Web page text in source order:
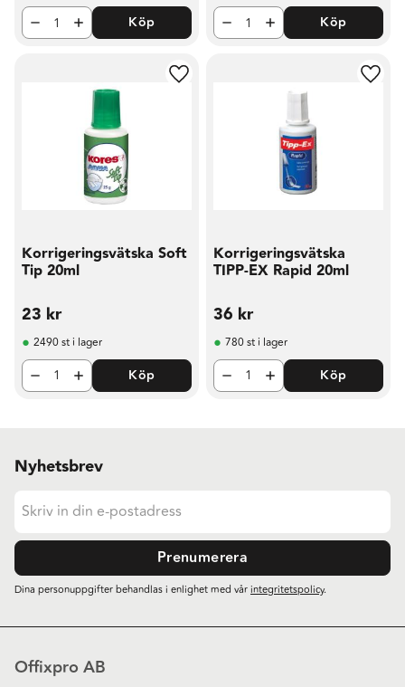
Köp Köp
Korrigeringsvätska Soft
Tip 20ml
23 kr
Lägg till i favoriter
2490 st i lager
Köp
Korrigeringsvätska
TIPP-EX Rapid 20ml
36 kr
780 st i lager
Köp
Nyhetsbrev
Prenumerera
Dina personuppgifter behandlas i enlighet med vårintegritetspolicy.
Offixpro AB